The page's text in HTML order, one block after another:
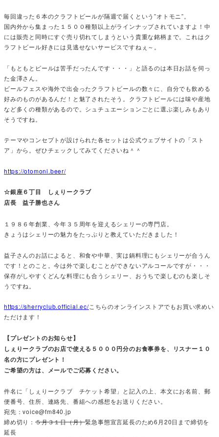
毎回違った６本のクラフトビールが隔週で届くという”オトモニ”。
国内外から集まった１５００種類以上がラインナップされていますよ！中
には販売と同時にすぐ売り切れてしまうという貴重な銘柄まで。これはク
ラフトビール好きには見逃せないサービスですねぇ～。
「もともとビールは苦手だったんです・・・」と語るのは本日お話を伺っ
た金澤さん。
ビールフェスや海外で出会ったクラフトビールの数々に、自分でも飲める
好みのものがあるんだ！と魅了されたそう。クラフトビールには味や産地
など多くの種類があるので。シュチュエーションごとに選ぶ楽しみもあり
そうですね。
テーマやコンセプトが設けられた各セットは公式ウェブサイトの「スト
ア」から。ぜひチェックしてみてくださいね＾＾
https://otomoni.beer/
☆銀座６丁目 しぇりークラブ
店長 益子勝也さん
１９８６年創業、今年３５周年を迎えるシェリーの専門店。
きょうはシェリーの魅力をたっぷりと教えていただきました！
益子さんのお話によると、和食や中華、実は鍋料理にもシェリーが合うん
です！とのこと。今は外で楽しむことができないアルコールですが・・・
保存がしやすくどんな料理にも合うシェリー、おうちで楽しむのも楽しそ
うですね。
https://sherryclub.official.ec/こちらのオンラインストアでもお買い求めい
ただけます！
【プレゼントのお知らせ】
しぇりークラブのお店で使える５０００円分のお食事券を、リスナー１０
名の方にプレゼント！
ご希望の方は、メールでご応募ください。
件名に「しぇりークラブ チケット希望」と記入の上、本文にお名前、郵
便番号、住所、連絡先、番組への感想をお送りください。
宛先：voice@fm840.jp
締め切り： ５月３１日（月）緊急事態宣言延長のため6月20日まで締切を
延長